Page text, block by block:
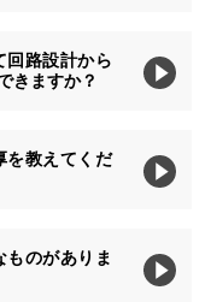
回路設計から
きますか？
を教えてくだ
のがありま